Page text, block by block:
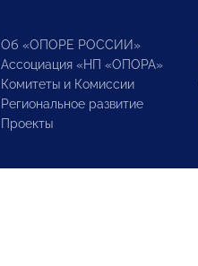
Об «ОПОРЕ РОССИИ»
Ассоциация «НП «ОПОРА»
Комитеты и Комиссии
Региональное развитие
Проекты